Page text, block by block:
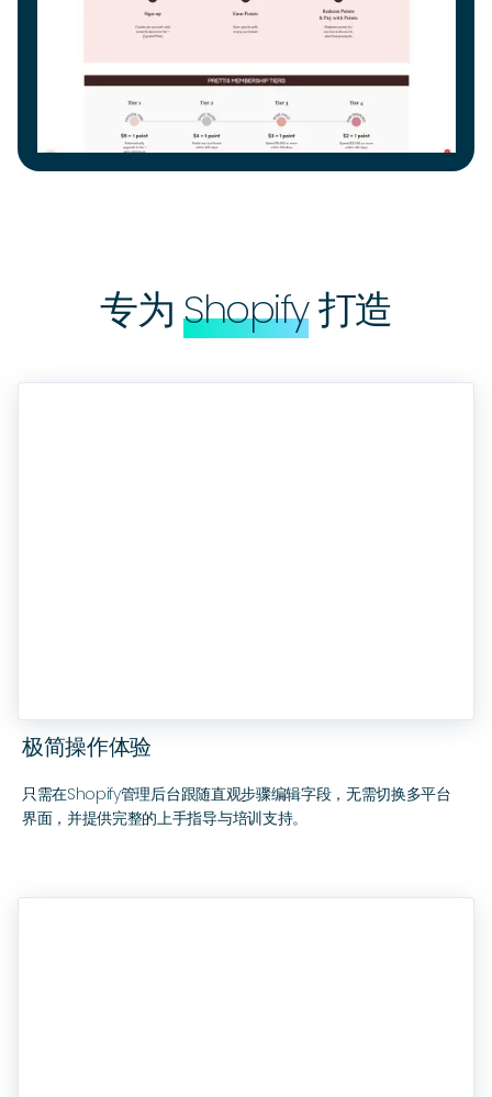
专为 Shopify打造
极简操作体验
只需在Shopify管理后台跟随直观步骤编辑字段，无需切换多平台
界面，并提供完整的上手指导与培训支持。